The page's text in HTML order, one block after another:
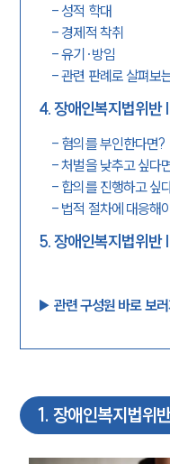
- 성적 학대
- 경제적 착취
-유기·방임
-관련 판례로 살펴보
4.장애인복지법위반
- 혐의를 부인한다면?
-처벌을 낮추고 싶다
- 합의를 진행하고 싶
- 법적 절차에 대응해
5.장애인복지법위반
▶︎ 관련 구성원 바로 보러
1. 장애인복지법위